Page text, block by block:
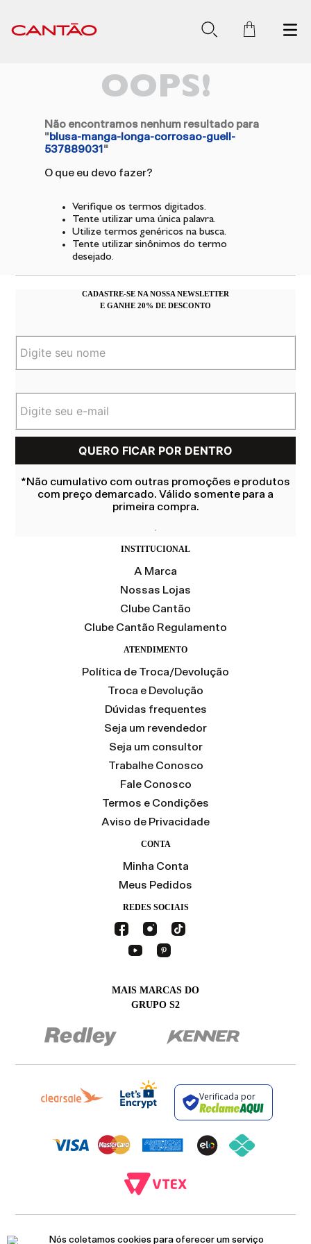
Nós coletamos cookies para oferecer um serviço
OOPS!
Não encontramos nenhum resultado para
"blusa-manga-longa-corrosao-guell-
537889031 "
O que eu devo fazer?
Verifique os termos digitados.
Tente utilizar uma única palavra.
Utilize termos genéricos na busca.
Tente utilizar sinônimos do termo
desejado.
CADASTRE-SE NA NOSSA NEWSLETTER
E GANHE 20% DE DESCONTO
*Não cumulativo com outras promoções e produtos
com preço demarcado. Válido somente para a
primeira compra.
INSTITUCIONAL
A Marca
Nossas Lojas
Clube Cantão
Clube Cantão Regulamento
ATENDIMENTO
Política de Troca/Devolução
Troca e Devolução
Dúvidas frequentes
Seja um revendedor
Seja um consultor
Trabalhe Conosco
Fale Conosco
Termos e Condições
Aviso de Privacidade
CONTA
Minha Conta
Meus Pedidos
REDES SOCIAIS
MAIS MARCAS DO
GRUPO S2
Verificada por
12.093.445/0002-23